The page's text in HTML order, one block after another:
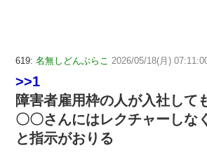
619: 名無しどんぶらこ 2026/05/18(月)
>>1
障害者雇用枠の人が入社して
〇〇さんにはレクチャーしな
と指示がおりる